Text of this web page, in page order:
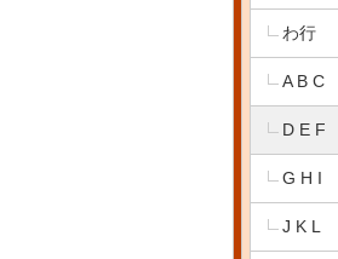
わ行
A B C
D E F
G H I
J K L